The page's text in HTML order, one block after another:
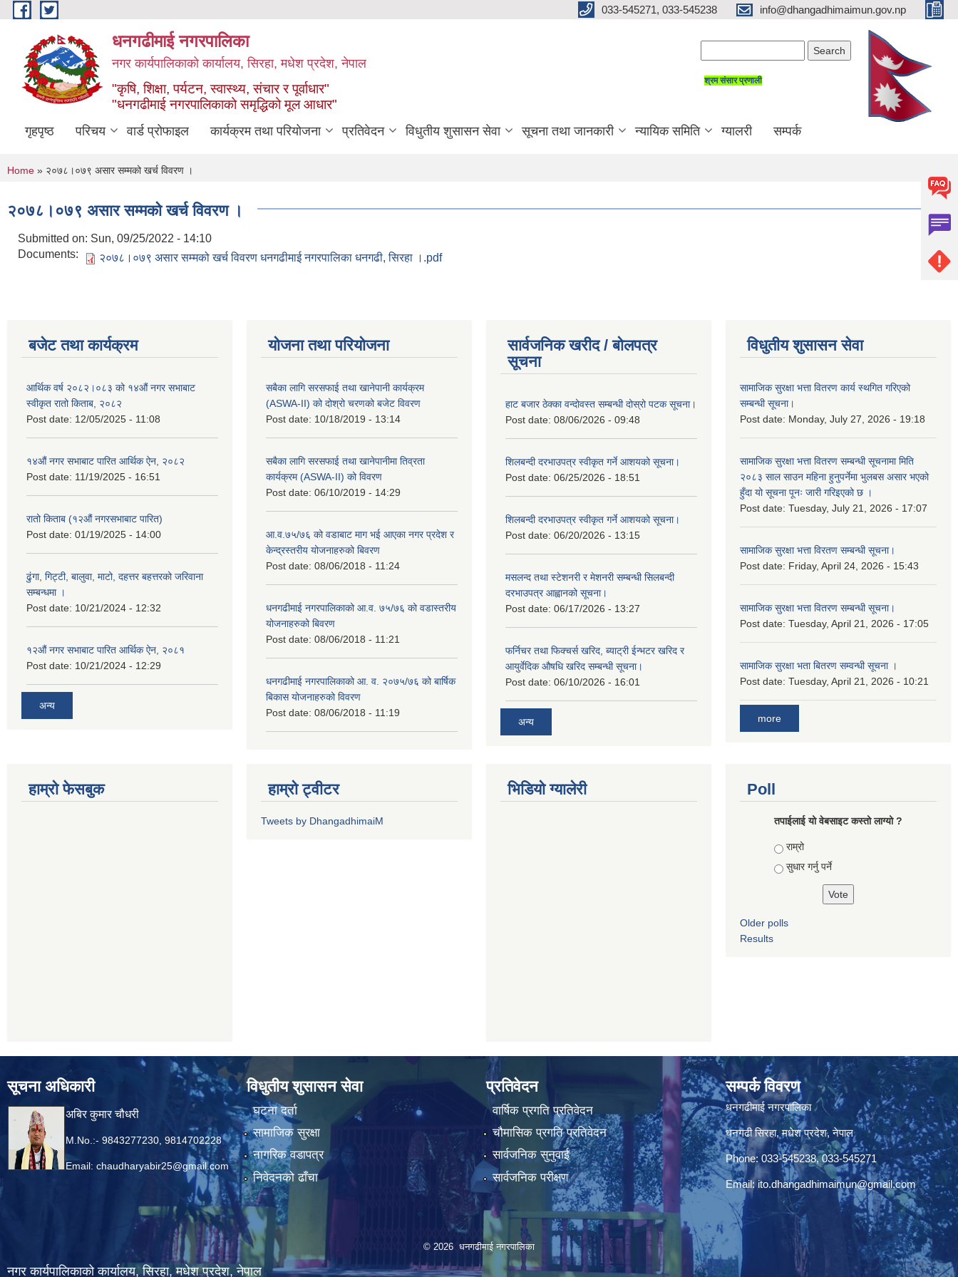
Skip to main content 033-545271, 033-545238 info@dhangadhimaimun.gov.np
धनगढीमाई नगरपालिका
नगर कार्यपालिकाको कार्यालय, सिरहा, मधेश प्रदेश, नेपाल
"कृषि, शिक्षा, पर्यटन, स्वास्थ्य, संचार र पूर्वाधार"
"धनगढीमाई नगरपालिकाको समृद्धिको मूल आधार"
श्रम संसार प्रणाली
गृहपृष्ठ परिचय वार्ड प्रोफाइल कार्यक्रम तथा परियोजना प्रतिवेदन विधुतीय शुसासन सेवा सूचना तथा जानकारी न्यायिक समिति ग्यालरी सम्पर्क
You are here
Home » २०७८।०७९ असार सम्मको खर्च विवरण ।
२०७८।०७९ असार सम्मको खर्च विवरण ।
Submitted on: Sun, 09/25/2022 - 14:10
Documents:
२०७८।०७९ असार सम्मको खर्च विवरण धनगढीमाई नगरपालिका धनगढी, सिरहा ।.pdf
बजेट तथा कार्यक्रम
आर्थिक वर्ष २०८२।०८३ को १४औं नगर सभाबाट
स्वीकृत रातो किताब, २०८२
Post date: 12/05/2025 - 11:08
१४औं नगर सभाबाट पारित आर्थिक ऐन, २०८२
Post date: 11/19/2025 - 16:51
रातो किताब (१२औं नगरसभाबाट पारित)
Post date: 01/19/2025 - 14:00
ढुंगा, गिट्टी, बालुवा, माटो, दहत्तर बहत्तरको जरिवाना
सम्बन्धमा ।
Post date: 10/21/2024 - 12:32
१२औं नगर सभाबाट पारित आर्थिक ऐन, २०८१
Post date: 10/21/2024 - 12:29
अन्य
योजना तथा परियोजना
सबैका लागि सरसफाई तथा खानेपानी कार्यक्रम
(ASWA-II) को दोश्रो चरणको बजेट विवरण
Post date: 10/18/2019 - 13:14
सबैका लागि सरसफाई तथा खानेपानीमा तिव्रता
कार्यक्रम (ASWA-II) को विवरण
Post date: 06/10/2019 - 14:29
आ.व.७५/७६ को वडाबाट माग भई आएका नगर प्रदेश र
केन्द्रस्तरीय योजनाहरुको बिवरण
Post date: 08/06/2018 - 11:24
धनगढीमाई नगरपालिकाको आ.व. ७५/७६ को वडास्तरीय
योजनाहरुको बिवरण
Post date: 08/06/2018 - 11:21
धनगढीमाई नगरपालिकाको आ. व. २०७५/७६ को बार्षिक
बिकास योजनाहरुको विवरण
Post date: 08/06/2018 - 11:19
सार्वजनिक खरीद / बोलपत्र
सूचना
हाट बजार ठेक्का वन्दोवस्त सम्बन्धी दोस्रो पटक सूचना।
Post date: 08/06/2026 - 09:48
शिलबन्दी दरभाउपत्र स्वीकृत गर्ने आशयको सूचना।
Post date: 06/25/2026 - 18:51
शिलबन्दी दरभाउपत्र स्वीकृत गर्ने आशयको सूचना।
Post date: 06/20/2026 - 13:15
मसलन्द तथा स्टेशनरी र मेशनरी सम्बन्धी सिलबन्दी
दरभाउपत्र आह्वानको सूचना।
Post date: 06/17/2026 - 13:27
फर्निचर तथा फिक्चर्स खरिद, ब्याट‍्री ईन्भटर खरिद र
आयुर्वेदिक औषधि खरिद सम्बन्धी सूचना।
Post date: 06/10/2026 - 16:01
अन्य
विधुतीय शुसासन सेवा
सामाजिक सुरक्षा भत्ता वितरण कार्य स्थगित गरिएको
सम्बन्धी सूचना।
Post date: Monday, July 27, 2026 - 19:18
सामाजिक सुरक्षा भत्ता वितरण सम्बन्धी सूचनामा मिति
२०८३ साल साउन महिना हुनुपर्नेमा भुलबस असार भएको
हुँदा यो सूचना पूनः जारी गरिइएको छ ।
Post date: Tuesday, July 21, 2026 - 17:07
सामाजिक सुरक्षा भत्ता विरतण सम्बन्धी सूचना।
Post date: Friday, April 24, 2026 - 15:43
सामाजिक सुरक्षा भत्ता वितरण सम्‍बन्धी सूचना।
Post date: Tuesday, April 21, 2026 - 17:05
सामाजिक सुरक्षा भता बितरण सम्वन्धी सूचना ।
Post date: Tuesday, April 21, 2026 - 10:21
more
हाम्रो फेसबुक हाम्रो ट्वीटर
Tweets by DhangadhimaiM
भिडियाे ग्यालेरी Poll
तपाई‌लाई यो वेबसाइट कस्तो लाग्यो ?
Choices
राम्रो
सुधार गर्नु पर्ने
Older polls
Results
सूचना अधिकारी
अबिर कुमार चौधरी
M.No.:- 9843277230, 9814702228
Email: chaudharyabir25@gmail.com
विधुतीय शुसासन सेवा
घटना दर्ता
सामाजिक सुरक्षा
नागरिक वडापत्र
निवेदनको ढाँचा
प्रतिवेदन
वार्षिक प्रगति प्रतिवेदन
चौमासिक प्रगति प्रतिवेदन
सार्वजनिक सुनुवाई
सार्वजनिक परीक्षण
सम्पर्क विवरण
धनगढीमाई नगरपालिका
धनगढी सिरहा, मधेश प्रदेश, नेपाल
Phone: 033-545238, 033-545271
Email:ito.dhangadhimaimun@gmail.com
© 2026 धनगढीमाई नगरपालिका
नगर कार्यपालिकाको कार्यालय, सिरहा, मधेश प्रदेश, नेपाल